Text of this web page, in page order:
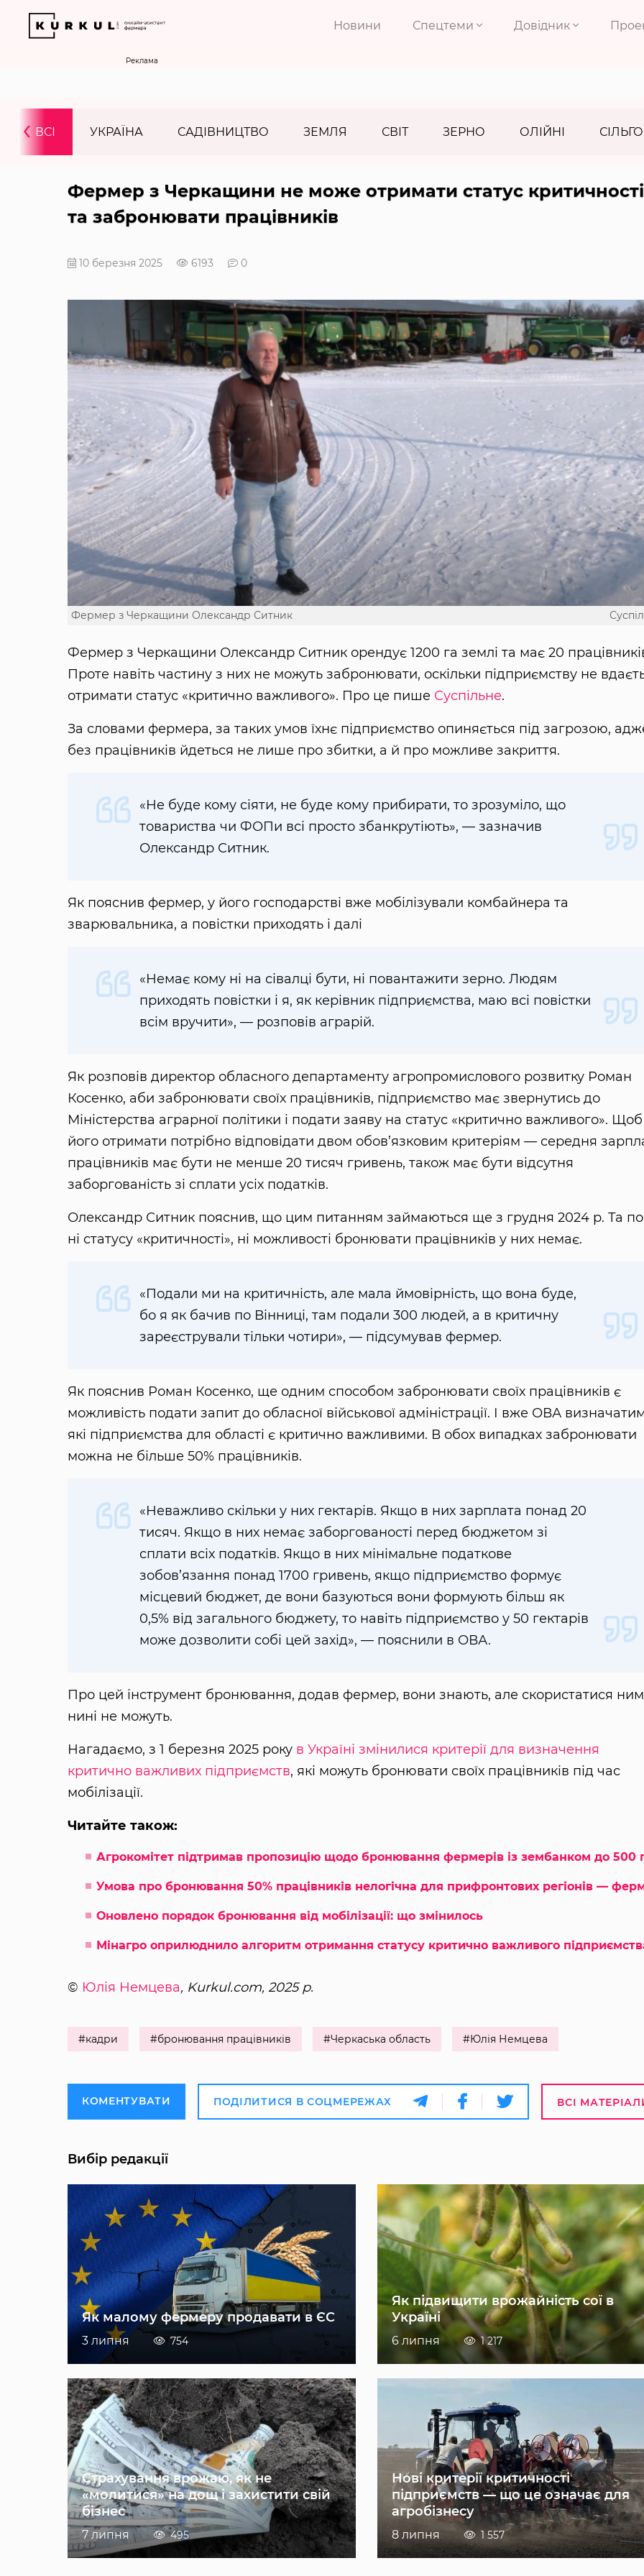
Новини Спецтеми Довідник
Реклама
ВСІ УКРАЇНА САДІВНИЦТВО ЗЕМЛЯ СВІТ ЗЕРНО ОЛІЙНІ
‹
Фермер з Черкащини не може отримати статус критичності
та забронювати працівників
10 березня 2025 6193 0
Фермер з Черкащини Олександр Ситник
Фермер з Черкащини Олександр Ситник орендує 1200 га землі та має 20
Проте навіть частину з них не можуть забронювати, оскільки підприємству не
отримати статус «критично важливого». Про це пише Суспільне.
За словами фермера, за таких умов їхнє підприємство опиняється під загрозою,
без працівників йдеться не лише про збитки, а й про можливе закриття.
«Не буде кому сіяти, не буде кому прибирати, то зрозуміло, що
товариства чи ФОПи всі просто збанкрутіють», — зазначив
Олександр Ситник.
Як пояснив фермер, у його господарстві вже мобілізували комбайнера та
зварювальника, а повістки приходять і далі
«Немає кому ні на сівалці бути, ні повантажити зерно. Людям
приходять повістки і я, як керівник підприємства, маю всі повістки
всім вручити», — розповів аграрій.
Як розповів директор обласного департаменту агропромислового розвитку Роман
Косенко, аби забронювати своїх працівників, підприємство має звернутись до
Міністерства аграрної політики і подати заяву на статус «критично важливого». Щоб
його отримати потрібно відповідати двом обов’язковим критеріям — середня
працівників має бути не менше 20 тисяч гривень, також має бути відсутня
заборгованість зі сплати усіх податків.
Олександр Ситник пояснив, що цим питанням займаються ще з грудня 2024 р. Та
ні статусу «критичності», ні можливості бронювати працівників у них немає.
«Подали ми на критичність, але мала ймовірність, що вона буде,
бо я як бачив по Вінниці, там подали 300 людей, а в критичну
зареєстрували тільки чотири», — підсумував фермер.
Як пояснив Роман Косенко, ще одним способом забронювати своїх працівників є
можливість подати запит до обласної військової адміністрації. І вже ОВА
які підприємства для області є критично важливими. В обох випадках забронювати
можна не більше 50% працівників.
«Неважливо скільки у них гектарів. Якщо в них зарплата понад 20
тисяч. Якщо в них немає заборгованості перед бюджетом зі
сплати всіх податків. Якщо в них мінімальне податкове
зобов’язання понад 1700 гривень, якщо підприємство формує
місцевий бюджет, де вони базуються вони формують більш як
0,5% від загального бюджету, то навіть підприємство у 50 гектарів
може дозволити собі цей захід», — пояснили в ОВА.
Про цей інструмент бронювання, додав фермер, вони знають, але скористатися ним
нині не можуть.
Нагадаємо, з 1 березня 2025 року в Україні змінилися критерії для визначення
критично важливих підприємств, які можуть бронювати своїх працівників під час
мобілізації.
Читайте також:
Агрокомітет підтримав пропозицію щодо бронювання фермерів із зембанком до 500
Умова про бронювання 50% працівників нелогічна для прифронтових регіонів —
Оновлено порядок бронювання від мобілізації: що змінилось
Мінагро оприлюднило алгоритм отримання статусу критично важливого
© Юлія Немцева, Kurkul.com, 2025 р.
#кадри #бронювання працівників #Черкаська область #Юлія Немцева
КОМЕНТУВАТИ ПОДІЛИТИСЯ В СОЦМЕРЕЖАХ ВСІ
Вибір редакції
Як малому фермеру продавати в ЄС
3 липня 754
Як підвищити врожайність сої в
Україні
6 липня 1 217
Страхування врожаю, як не
«молитися» на дощ і захистити свій
бізнес
7 липня 495
Нові критерії критичності
підприємств — що це означає для
агробізнесу
8 липня 1 557